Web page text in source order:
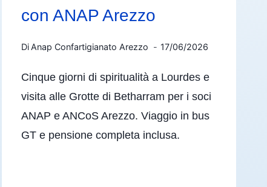
con ANAP Arezzo
DiAnap Confartigianato Arezzo 17/06/2026
Cinque giorni di spiritualità a Lourdes e
visita alle Grotte di Betharram per i soci
ANAP e ANCoS Arezzo. Viaggio in bus
GT e pensione completa inclusa.